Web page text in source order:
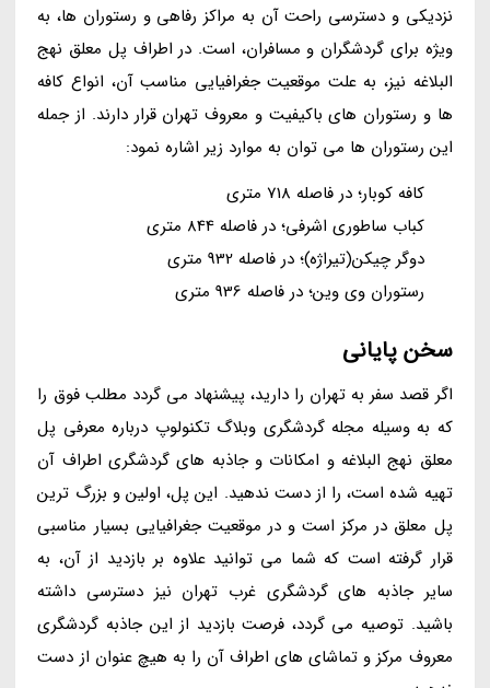
نزدیکی و دسترسی راحت آن به مراکز رفاهی و رستوران ها، به
ویژه برای گردشگران و مسافران، است. در اطراف پل معلق نهج
البلاغه نیز، به علت موقعیت جغرافیایی مناسب آن، انواع کافه
ها و رستوران های باکیفیت و معروف تهران قرار دارند. از جمله
این رستوران ها می توان به موارد زیر اشاره نمود:
کافه کوبار؛ در فاصله 718 متری
کباب ساطوری اشرفی؛ در فاصله 844 متری
دوگر چیکن(تیراژه)؛ در فاصله 932 متری
رستوران وی وین؛ در فاصله 936 متری
سخن پایانی
اگر قصد سفر به تهران را دارید، پیشنهاد می گردد مطلب فوق را
که به وسیله مجله گردشگری وبلاگ تکنولوپ درباره معرفی پل
معلق نهج البلاغه و امکانات و جاذبه های گردشگری اطراف آن
تهیه شده است، را از دست ندهید. این پل، اولین و بزرگ ترین
پل معلق در مرکز است و در موقعیت جغرافیایی بسیار مناسبی
قرار گرفته است که شما می توانید علاوه بر بازدید از آن، به
سایر جاذبه های گردشگری غرب تهران نیز دسترسی داشته
باشید. توصیه می گردد، فرصت بازدید از این جاذبه گردشگری
معروف مرکز و تماشای های اطراف آن را به هیچ عنوان از دست